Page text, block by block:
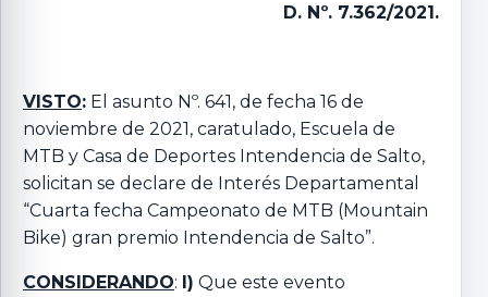
D. Nº. 7.362/2021.
VISTO: El asunto Nº. 641, de fecha 16 de
noviembre de 2021, caratulado, Escuela de
MTB y Casa de Deportes Intendencia de Salto,
solicitan se declare de Interés Departamental
“Cuarta fecha Campeonato de MTB (Mountain
Bike) gran premio Intendencia de Salto”.
CONSIDERANDO: I) Que este evento